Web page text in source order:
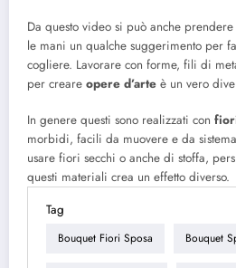
Da questo video si può anche
le mani un qualche suggerimento per
cogliere. Lavorare con forme, fili di
per creare opere d’arte è un vero
In genere questi sono realizzati con
morbidi, facili da muovere e da
usare fiori secchi o anche di stoffa,
questi materiali crea un effetto diverso.
Tag
Bouquet Fiori Sposa Bouquet